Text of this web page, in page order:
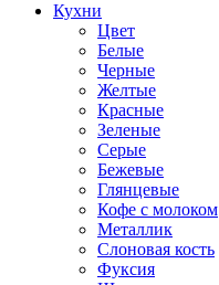
Кухни
Цвет
Белые
Черные
Желтые
Красные
Зеленые
Серые
Бежевые
Глянцевые
Кофе с молоком
Металлик
Слоновая кость
Фуксия